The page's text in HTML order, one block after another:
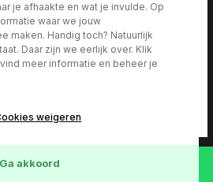
KM-stand
99.032 km
je afhaakte en wat je invulde. Op
waar we jouw
maken. Handig toch? Natuurlijk
Daar zijn we eerlijk over. Klik
meer informatie en beheer je
weigeren
Ga akkoord